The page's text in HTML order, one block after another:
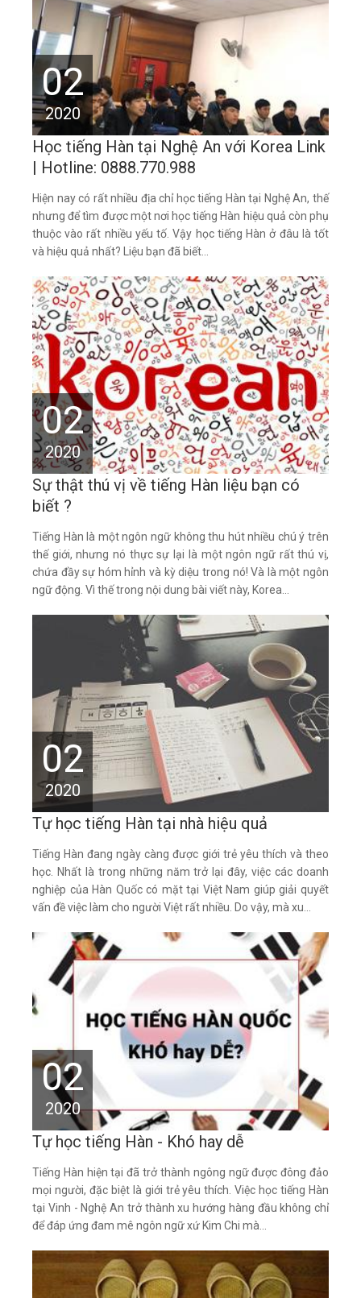
02
2020
Học tiếng Hàn tại Nghệ An với Korea Link
| Hotline: 0888.770.988
Hiện nay có rất nhiều địa chỉ học tiếng Hàn tại Nghệ An, thế
nhưng để tìm được một nơi học tiếng Hàn hiệu quả còn phụ
thuộc vào rất nhiều yếu tố. Vậy học tiếng Hàn ở đâu là tốt
và hiệu quả nhất? Liệu bạn đã biết...
02
2020
Sự thật thú vị về tiếng Hàn liệu bạn có
biết ?
Tiếng Hàn là một ngôn ngữ không thu hút nhiều chú ý trên
thế giới, nhưng nó thực sự lại là một ngôn ngữ rất thú vị,
chứa đầy sự hóm hỉnh và kỳ diệu trong nó! Và là một ngôn
ngữ động. Vì thế trong nội dung bài viết này, Korea...
02
2020
Tự học tiếng Hàn tại nhà hiệu quả
Tiếng Hàn đang ngày càng được giới trẻ yêu thích và theo
học. Nhất là trong những năm trở lại đây, việc các doanh
nghiệp của Hàn Quốc có mặt tại Việt Nam giúp giải quyết
vấn đề việc làm cho người Việt rất nhiều. Do vậy, mà xu...
02
2020
Tự học tiếng Hàn - Khó hay dễ
Tiếng Hàn hiện tại đã trở thành ngông ngữ được đông đảo
mọi người, đặc biệt là giới trẻ yêu thích. Việc học tiếng Hàn
tại Vinh - Nghệ An trở thành xu hướng hàng đầu không chỉ
để đáp ứng đam mê ngôn ngữ xứ Kim Chi mà...